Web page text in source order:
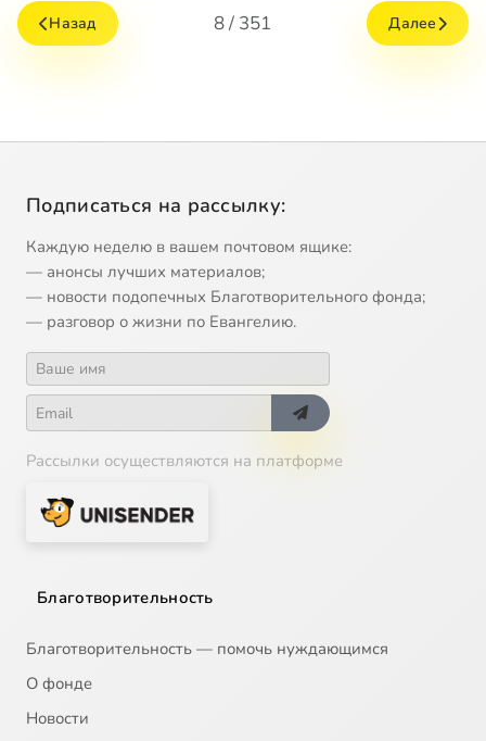
Назад 8 / 351 Далее
Подписаться на рассылку:
Каждую неделю в вашем почтовом ящике:
— анонсы лучших материалов;
— новости подопечных Благотворительного фонда;
— разговор о жизни по Евангелию.
Рассылки осуществляются на платформе
Благотворительность
Благотворительность — помочь нуждающимся
О фонде
Новости